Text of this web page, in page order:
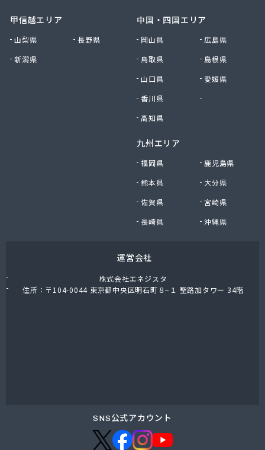
株式会社鷹羽商店
株式会社中部燃料
株式会社土川油店 L.P.G充填所
株式会社油直 オートガススタンド
丸井商店外之原支店
丸金薪炭店
橋本産業株式会社 名古屋営業所
玉屋プロパン株式会社
甲信越エリア
山梨県
長野県
新潟県
中国・四国エリア
岡山県
広島県
鳥取県
島根県
山口県
愛媛県
香川県
高知県
九州エリア
福岡県
鹿児島県
熊本県
大分県
佐賀県
宮崎県
長崎県
沖縄県
運営会社
株式会社エネジスタ
住所：〒104-0044 東京都中央区明石町８−１ 聖路加タワー 34階
SNS公式アカウント